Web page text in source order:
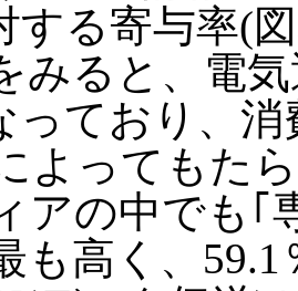
する寄与率(
ると、電
っており、
よってもた
アの中でも｢
も高く、